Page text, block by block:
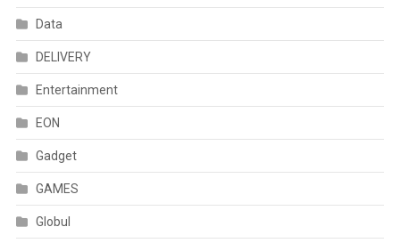
Data
DELIVERY
Entertainment
EON
Gadget
GAMES
Globul